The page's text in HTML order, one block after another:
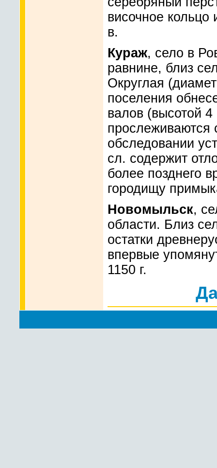
височное
в.
Кураж, село в
равнине, близ
Округлая
поселения
валов (высотой
обследовании
сл. содержит
более позднего
городищу
Новомыльск,
области. Близ
остатки
впервые
1150 г.